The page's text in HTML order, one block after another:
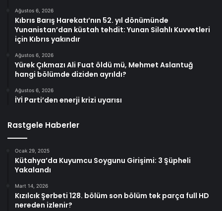
Ağustos 6, 2026
Kıbrıs Barış Harekatı’nın 52. yıl dönümünde
Yunanistan’dan küstah tehdit: Yunan Silahlı Kuvvetleri
için Kıbrıs yakındır
Ağustos 6, 2026
Yürek Çıkmazı Ali Fuat öldü mü, Mehmet Aslantuğ
hangi bölümde diziden ayrıldı?
Ağustos 6, 2026
İYİ Parti’den enerji krizi uyarısı
Rastgele Haberler
Ocak 29, 2025
Kütahya’da Kuyumcu Soygunu Girişimi: 3 Şüpheli
Yakalandı
Mart 14, 2026
Kızılcık Şerbeti 128. bölüm son bölüm tek parça full HD
nereden izlenir?